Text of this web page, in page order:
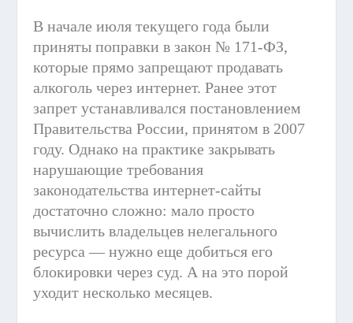
В начале июля текущего года были
приняты поправки в закон № 171-ФЗ,
которые прямо запрещают продавать
алкоголь через интернет. Ранее этот
запрет устанавливался постановлением
Правительства России, принятом в 2007
году. Однако на практике закрывать
нарушающие требования
законодательства интернет-сайты
достаточно сложно: мало просто
вычислить владельцев нелегального
ресурса — нужно еще добиться его
блокировки через суд. А на это порой
уходит несколько месяцев.